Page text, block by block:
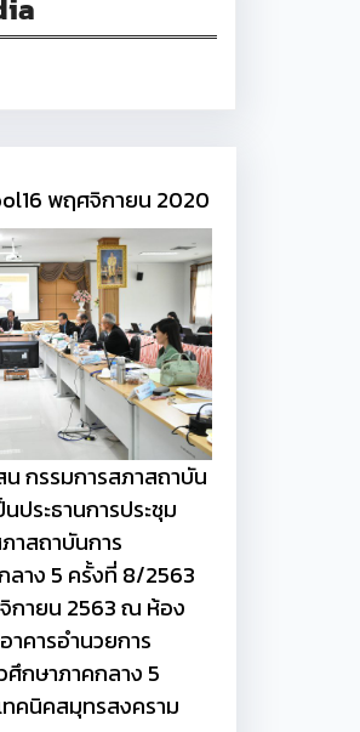
16 พฤศจิกายน 2020
น กรรมการสภาสถาบัน
ระธานการประชุม
าสถาบันการ
ลาง 5 ครั้งที่ 8/2563
กายน 2563 ณ ห้อง
าคารอำนวยการ
ศึกษาภาคกลาง 5
ทคนิคสมุทรสงคราม